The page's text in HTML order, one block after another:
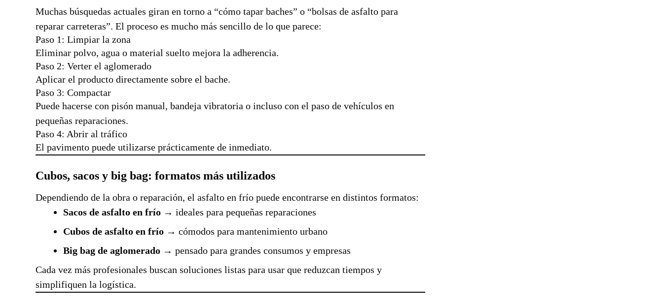
Muchas búsquedas actuales giran en torno a “cómo tapar baches” o “bolsas de asfalto para
reparar carreteras”. El proceso es mucho más sencillo de lo que parece:
Paso 1: Limpiar la zona
Eliminar polvo, agua o material suelto mejora la adherencia.
Paso 2: Verter el aglomerado
Aplicar el producto directamente sobre el bache.
Paso 3: Compactar
Puede hacerse con pisón manual, bandeja vibratoria o incluso con el paso de vehículos en
pequeñas reparaciones.
Paso 4: Abrir al tráfico
El pavimento puede utilizarse prácticamente de inmediato.
Cubos, sacos y big bag: formatos más utilizados
Dependiendo de la obra o reparación, el asfalto en frío puede encontrarse en distintos formatos:
Sacos de asfalto en frío → ideales para pequeñas reparaciones
Cubos de asfalto en frío → cómodos para mantenimiento urbano
Big bag de aglomerado → pensado para grandes consumos y empresas
Cada vez más profesionales buscan soluciones listas para usar que reduzcan tiempos y
simplifiquen la logística.